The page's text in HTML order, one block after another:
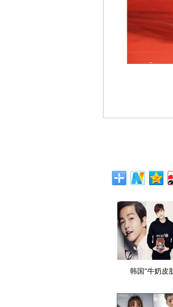
韩国“牛奶皮